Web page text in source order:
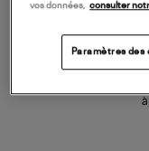
vos données, consulter
Paramètres des